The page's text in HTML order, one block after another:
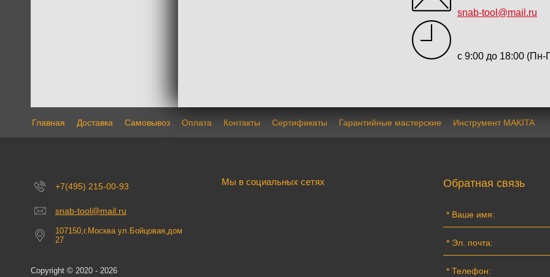
snab-tool@mail.ru
с 9:00 до 18:00 (Пн-
Главная Доставка Самовывоз Оплата Контакты Сертификаты Гарантийные мастерские Инструмент MAKITA
+7(495) 215-00-93
snab-tool@mail.ru
107150,г.Москва ул.Бойцовая,дом
27
Copyright © 2020 - 2026
Мы в социальных сетях Обратная связь